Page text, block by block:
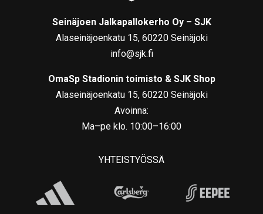
Seinäjoen Jalkapallokerho Oy – SJK
Alaseinäjoenkatu 15, 60220 Seinäjoki
info@sjk.fi
OmaSp Stadionin toimisto & SJK Shop
Alaseinäjoenkatu 15, 60220 Seinäjoki
Avoinna:
Ma–pe klo. 10:00–16:00
YHTEISTYÖSSÄ